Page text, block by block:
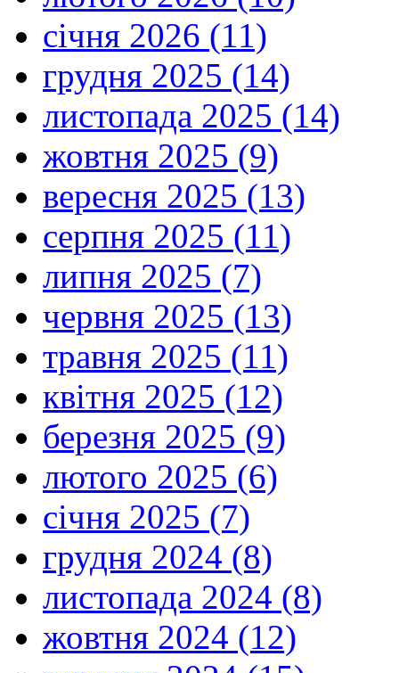
січня 2026 (11)
грудня 2025 (14)
листопада 2025 (14)
жовтня 2025 (9)
вересня 2025 (13)
серпня 2025 (11)
липня 2025 (7)
червня 2025 (13)
травня 2025 (11)
квітня 2025 (12)
березня 2025 (9)
лютого 2025 (6)
січня 2025 (7)
грудня 2024 (8)
листопада 2024 (8)
жовтня 2024 (12)